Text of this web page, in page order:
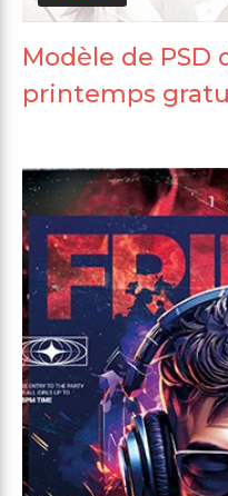
Modèle de
printemps